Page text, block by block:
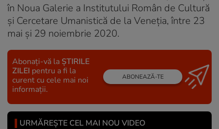
în Noua Galerie a Institutului Român de Cultură
şi Cercetare Umanistică de la Veneţia, între 23
mai și 29 noiembrie 2020.
Abonați-vă la ȘTIRILE
ZILEI pentru a fi la
curent cu cele mai noi
informații.
ABONEAZĂ-TE
URMĂREȘTE CEL MAI NOU VIDEO